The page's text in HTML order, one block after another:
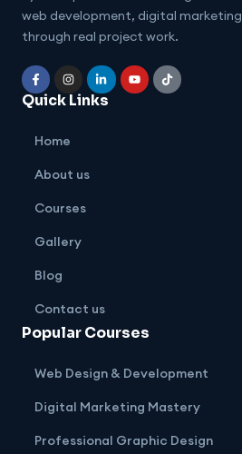
web development, digital
through real project work.
Quick Links
Home
About us
Courses
Gallery
Blog
Contact us
Popular Courses
Web Design & Development
Digital Marketing Mastery
Professional Graphic Design